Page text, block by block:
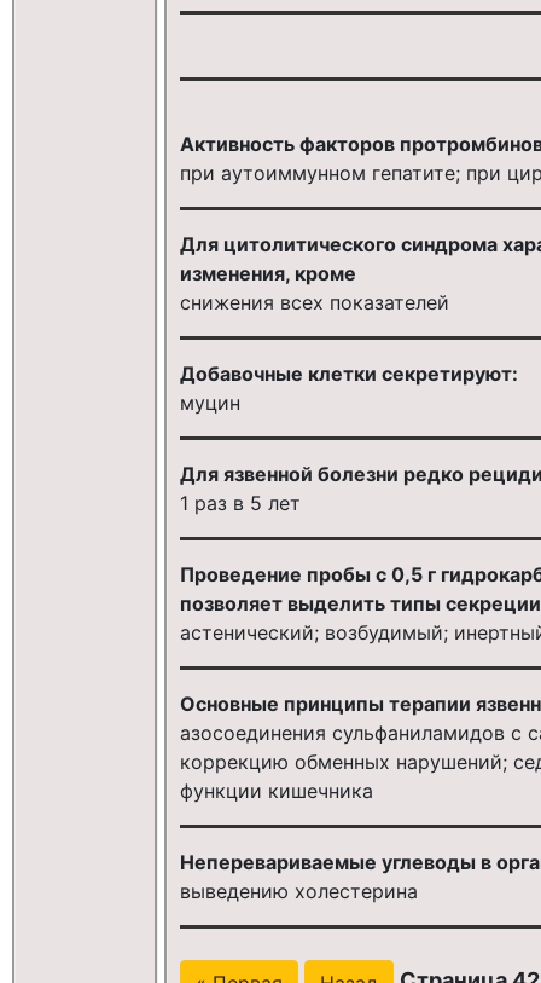
Активность факторов
при аутоиммунном гепатите; при
Для цитолитического синдрома
изменения, кроме
снижения всех показателей
Добавочные клетки секретируют:
муцин
Для язвенной болезни редко
1 раз в 5 лет
Проведение пробы с 0,5 г
позволяет выделить типы
астенический; возбудимый;
Основные принципы терапии
азосоединения сульфаниламидов с
коррекцию обменных нарушений;
функции кишечника
Неперевариваемые углеводы в
выведению холестерина